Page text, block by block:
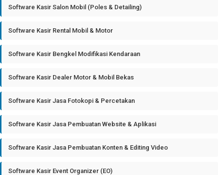
Software Kasir Salon Mobil (Poles & Detailing)
Software Kasir Rental Mobil & Motor
Software Kasir Bengkel Modifikasi Kendaraan
Software Kasir Dealer Motor & Mobil Bekas
Software Kasir Jasa Fotokopi & Percetakan
Software Kasir Jasa Pembuatan Website & Aplikasi
Software Kasir Jasa Pembuatan Konten & Editing Video
Software Kasir Event Organizer (EO)